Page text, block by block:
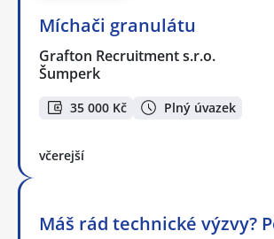
Míchači granulátu
Grafton Recruitment s.r.o.
Šumperk
35 000 Kč Plný úvazek
včerejší
Máš rád technické výzvy?